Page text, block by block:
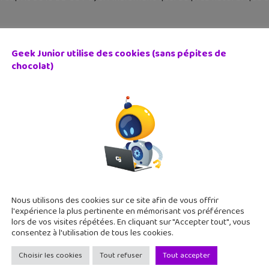
Adventures débarque sur iPhone, iPad et Android !
arrive sur l'App Store et Google Play avec Rayman
Et en plus, le jeu est gratuit ! Un jeu qui va vite devenir
2205 : Asteroid Miner, jeu de puzzle galactique
Geek Junior utilise des cookies (sans pépites de
chocolat)
Nous utilisons des cookies sur ce site afin de vous offrir
l'expérience la plus pertinente en mémorisant vos préférences
lors de vos visites répétées. En cliquant sur "Accepter tout", vous
consentez à l'utilisation de tous les cookies.
Choisir les cookies Tout refuser Tout accepter